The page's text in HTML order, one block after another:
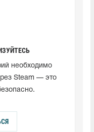
необходимо
Steam — это